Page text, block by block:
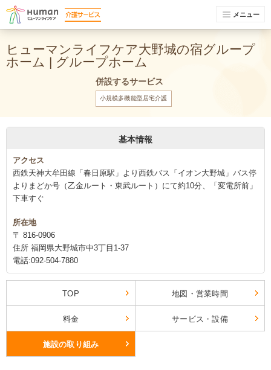
メニュー
ヒューマンライフケア大野城の宿グループ
ホーム | グループホーム
併設するサービス
小規模多機能型居宅介護
基本情報
アクセス
西鉄天神大牟田線「春日原駅」より西鉄バス「イオン大野城」バス停
よりまどか号（乙金ルート・東武ルート）にて約10分、「変電所前」
下車すぐ
所在地
〒 816-0906
住所 福岡県大野城市中3丁目1-37
電話:092-504-7880
TOP 地図・営業時間
料金 サービス・設備
施設の取り組み